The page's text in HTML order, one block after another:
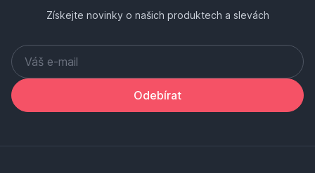
Získejte novinky o našich produktech a slevách
Odebírat